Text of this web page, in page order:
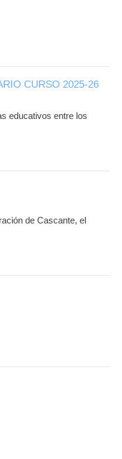
CURSO 2025-26
educativos entre los
de Cascante, el